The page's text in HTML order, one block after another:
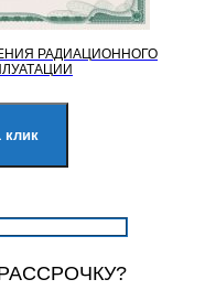
РАДИАЦИОННОГО
клик